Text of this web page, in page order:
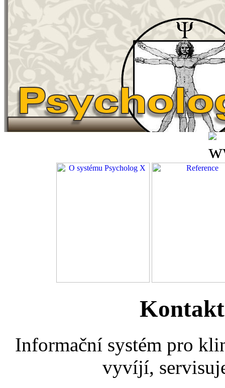
Informační systém pro
vyvíjí,